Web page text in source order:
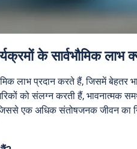
के सार्वभौमिक लाभ
लाभ प्रदान करते हैं, जिसमें
को संलग्न करती हैं, भावनात्मक
अधिक संतोषजनक जीवन का